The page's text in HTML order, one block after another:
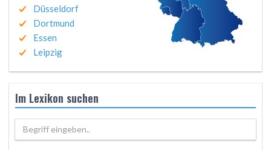
Düsseldorf
Dortmund
Essen
Leipzig
Im Lexikon suchen
Begriff eingeben..